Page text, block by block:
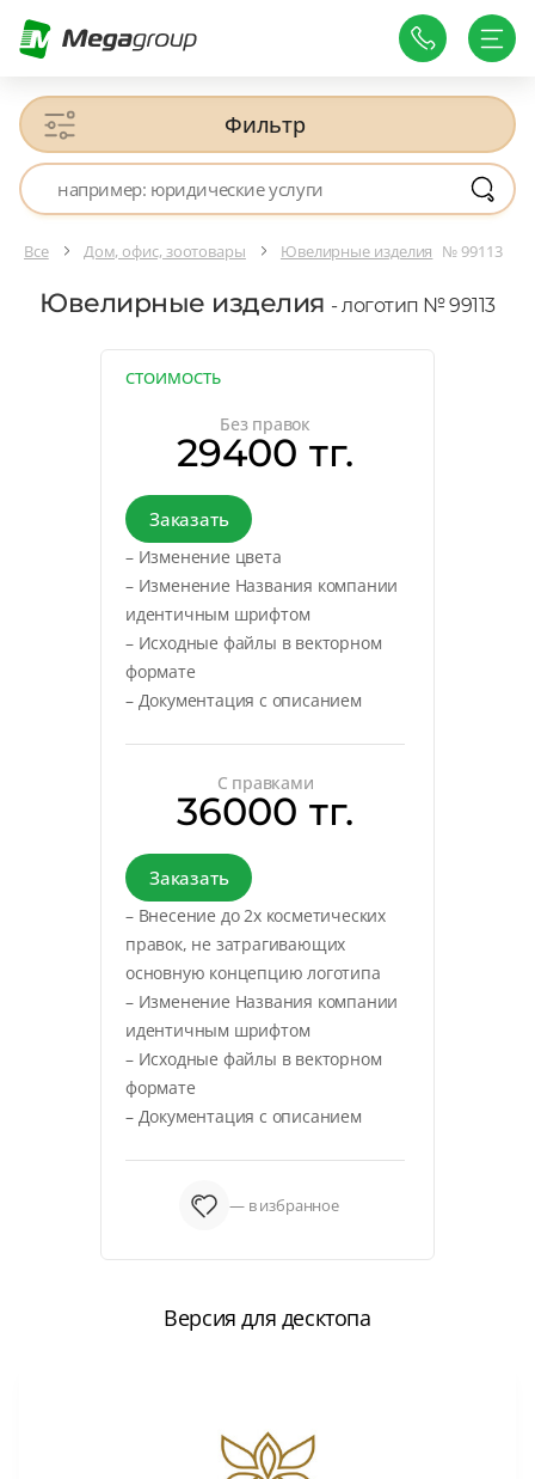
Фильтр
Все Дом, офис, зоотовары Ювелирные изделия № 99113
Ювелирные изделия - логотип № 99113
СТОИМОСТЬ
Без правок
29400 тг.
Заказать
– Изменение цвета
– Изменение Названия компании
идентичным шрифтом
– Исходные файлы в векторном
формате
– Документация с описанием
С правками
36000 тг.
Заказать
– Внесение до 2х косметических
правок, не затрагивающих
основную концепцию логотипа
– Изменение Названия компании
идентичным шрифтом
– Исходные файлы в векторном
формате
– Документация с описанием
— в избранное
Версия для десктопа